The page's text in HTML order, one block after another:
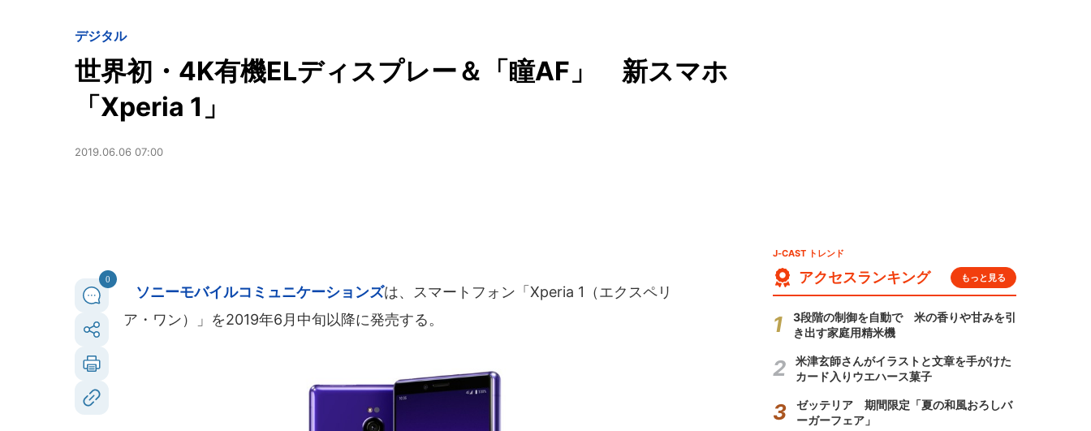
デジタル
世界初・4K有機ELディスプレー＆「瞳AF」 新スマホ
「Xperia 1」
2019.06.06 07:00
0
ソニーモバイルコミュニケーションズは、スマートフォン「Xperia 1（エクスペリ
ア・ワン）」を2019年6月中旬以降に発売する。
J-CAST トレンド
アクセスランキング もっと見る
3段階の制御を自動で 米の香りや甘みを引
き出す家庭用精米機
米津玄師さんがイラストと文章を手がけた
カード入りウエハース菓子
ゼッテリア 期間限定「夏の和風おろしバ
ーガーフェア」